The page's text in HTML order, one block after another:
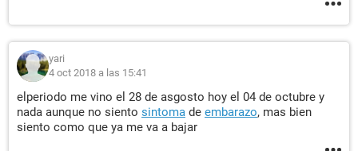
yari
4 oct 2018 a las 15:41
elperiodo me vino el 28 de asgosto hoy el 04 de octubre y
nada aunque no siento sintoma de embarazo, mas bien
siento como que ya me va a bajar